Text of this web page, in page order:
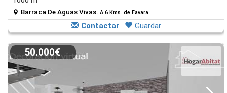
Barraca De Aguas Vivas. A 6 Kms. de Favara
Contactar Guardar
50.000€